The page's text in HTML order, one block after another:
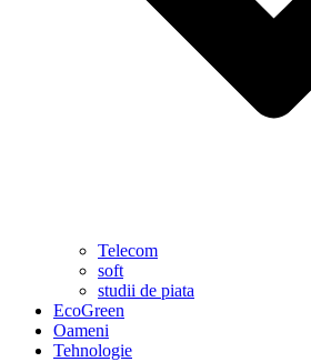
Telecom
soft
studii de piata
EcoGreen
Oameni
Tehnologie